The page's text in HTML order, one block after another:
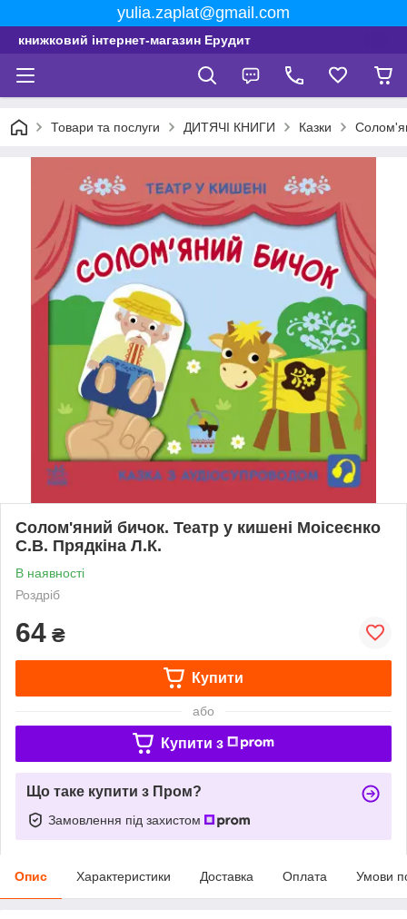
yulia.zaplat@gmail.com
книжковий інтернет-магазин Ерудит
Товари та послуги ДИТЯЧІ КНИГИ Казки
Солом'яний бичок. Театр у кишені Моісеєнко
С.В. Прядкіна Л.К.
В наявності
Роздріб
64 ₴
Купити
або
Купити з
Що таке купити з Пром?
Замовлення під захистом
Опис Характеристики Доставка Оплата Умови